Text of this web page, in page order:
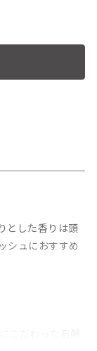
とした香りは頭
シュにおすすめ